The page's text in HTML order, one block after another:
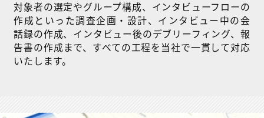
対象者の選定やグループ構成、インタビューフローの
作成といった調査企画・設計、インタビュー中の会
話録の作成、インタビュー後のデブリーフィング、報
告書の作成まで、すべての工程を当社で一貫して対応
いたします。